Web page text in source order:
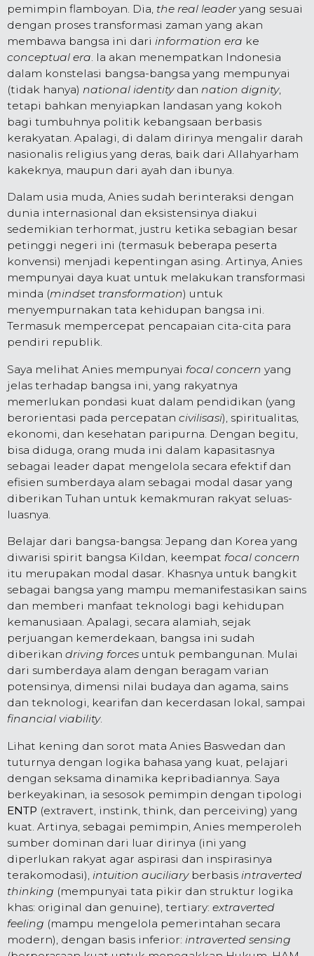
pemimpin flamboyan. Dia, the real leaderyang sesuai
dengan proses transformasi zaman yang akan
membawa bangsa ini dari information era ke
conceptual era . Ia akan menempatkan Indonesia
dalam konstelasi bangsa-bangsa yang mempunyai
(tidak hanya) national identitydan nation dignity,
tetapi bahkan menyiapkan landasan yang kokoh
bagi tumbuhnya politik kebangsaan berbasis
kerakyatan. Apalagi, di dalam dirinya mengalir darah
nasionalis religius yang deras, baik dari Allahyarham
kakeknya, maupun dari ayah dan ibunya.
Dalam usia muda, Anies sudah berinteraksi dengan
dunia internasional dan eksistensinya diakui
sedemikian terhormat, justru ketika sebagian besar
petinggi negeri ini (termasuk beberapa peserta
konvensi) menjadi kepentingan asing. Artinya, Anies
mempunyai daya kuat untuk melakukan transformasi
minda (mindset transformation) untuk
menyempurnakan tata kehidupan bangsa ini.
Termasuk mempercepat pencapaian cita-cita para
pendiri republik.
Saya melihat Anies mempunyai focal concern yang
jelas terhadap bangsa ini, yang rakyatnya
memerlukan pondasi kuat dalam pendidikan (yang
berorientasi pada percepatan civilisasi), spiritualitas,
ekonomi, dan kesehatan paripurna. Dengan begitu,
bisa diduga, orang muda ini dalam kapasitasnya
sebagai leader dapat mengelola secara efektif dan
efisien sumberdaya alam sebagai modal dasar yang
diberikan Tuhan untuk kemakmuran rakyat seluas-
luasnya.
Belajar dari bangsa-bangsa: Jepang dan Korea yang
diwarisi spirit bangsa Kildan, keempat focal concern
itu merupakan modal dasar. Khasnya untuk bangkit
sebagai bangsa yang mampu memanifestasikan sains
dan memberi manfaat teknologi bagi kehidupan
kemanusiaan. Apalagi, secara alamiah, sejak
perjuangan kemerdekaan, bangsa ini sudah
diberikan driving forces untuk pembangunan. Mulai
dari sumberdaya alam dengan beragam varian
potensinya, dimensi nilai budaya dan agama, sains
dan teknologi, kearifan dan kecerdasan lokal, sampai
financial viability.
Lihat kening dan sorot mata Anies Baswedan dan
tuturnya dengan logika bahasa yang kuat, pelajari
dengan seksama dinamika kepribadiannya. Saya
berkeyakinan, ia sesosok pemimpin dengan tipologi
ENTP (extravert, instink, think, dan perceiving) yang
kuat. Artinya, sebagai pemimpin, Anies memperoleh
sumber dominan dari luar dirinya (ini yang
diperlukan rakyat agar aspirasi dan inspirasinya
terakomodasi), intuition auciliaryberbasis intraverted
thinking (mempunyai tata pikir dan struktur logika
khas: original dan genuine), tertiary: extraverted
feeling (mampu mengelola pemerintahan secara
modern), dengan basis inferior: intraverted sensing